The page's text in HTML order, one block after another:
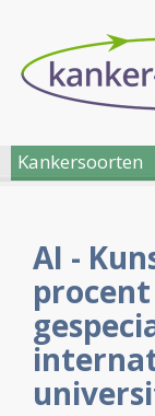
Kankersoorten
AI -